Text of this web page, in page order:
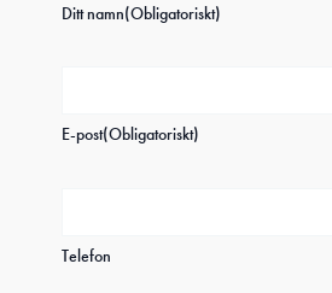
Ditt namn(Obligatoriskt)
E-post(Obligatoriskt)
Telefon